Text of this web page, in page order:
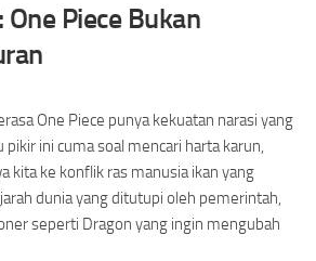
Piece Bukan
One Piece punya kekuatan narasi yang
pikir ini cuma soal mencari harta karun,
kita ke konflik ras manusia ikan yang
dunia yang ditutupi oleh pemerintah,
seperti Dragon yang ingin mengubah